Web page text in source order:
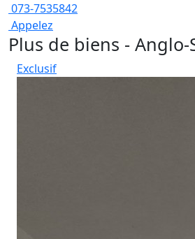
073-7535842
Appelez
Plus de biens -
Exclusif